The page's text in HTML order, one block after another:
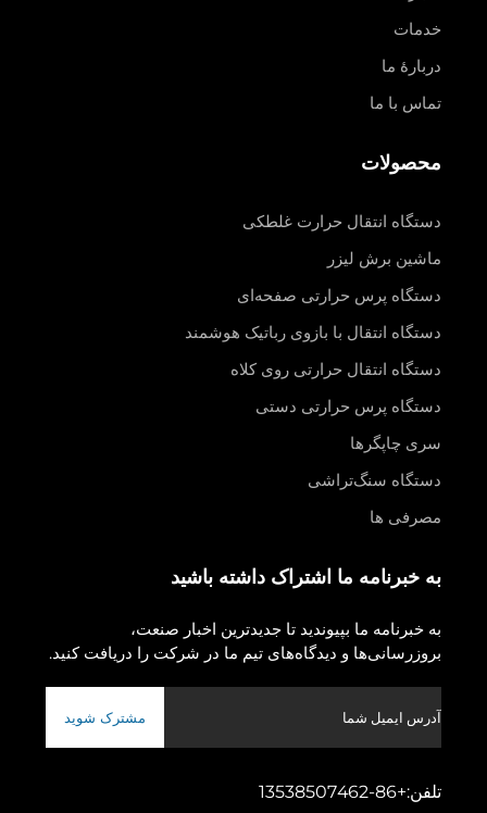
خدمات
دربارهٔ ما
تماس با ما
محصولات
دستگاه انتقال حرارت غلطکی
ماشین برش لیزر
دستگاه پرس حرارتی صفحه‌ای
دستگاه انتقال با بازوی رباتیک هوشمند
دستگاه انتقال حرارتی روی کلاه
دستگاه پرس حرارتی دستی
سری چاپگرها
دستگاه سنگ‌تراشی
مصرفی ها
به خبرنامه ما اشتراک داشته باشید
به خبرنامه ما بپیوندید تا جدیدترین اخبار صنعت،
بروزرسانی‌ها و دیدگاه‌های تیم ما در شرکت را دریافت کنید.
مشترک شوید
تلفن:+86-13538507462